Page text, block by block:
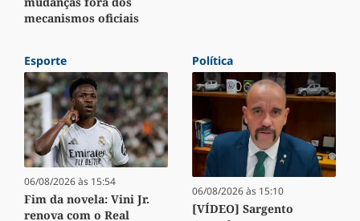
mecanismos oficiais
Esporte
06/08/2026 às 15:54
Fim da novela: Vini Jr.
renova com o Real
Política
06/08/2026 às 15:10
[VÍDEO] Sargento